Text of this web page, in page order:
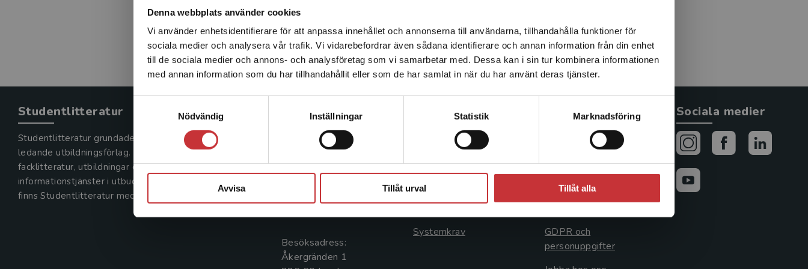
Denna webbplats använder cookies
Vi använder enhetsidentifierare för att anpassa innehållet och annonserna till användarna, tillhandahålla funktioner för
sociala medier och analysera vår trafik. Vi vidarebefordrar även sådana identifierare och annan information från din enhet
till de sociala medier och annons- och analysföretag som vi samarbetar med. Dessa kan i sin tur kombinera informationen
med annan information som du har tillhandahållit eller som de har samlat in när du har använt deras tjänster.
Nödvändig
Inställningar Statistik Marknadsföring
Avvisa Tillåt urval Tillåt alla
Det verkar som att du besöker studentlitteratur.se via en
enhet utanför Sverige. Vi erbjuder inte leveranser utanför
Sverige. För att kunna slutföra ett köp måste
leveransadressen vara i Sverige.Läs mer
Studentlitteratur
Studentlitteratur grundades 1963 och är idag Sveriges
ledande utbildningsförlag. Med läromedel, kurslitteratur,
facklitteratur, utbildningar och digitala
informationstjänster i utbudet,
finns Studentlitteratur med längs hela kunskapsresan.
Kontakta oss
Kontakta oss
046-31 20 00
Box 141
221 00 Lund
Besöksadress:
Åkergränden 1
Kundservice
Kontakta kundservice
046-31 21 00
Frågor och svar
Systemkrav
Allmänna länkar
Avtal och rättigheter
Cookies
GDPR och
personuppgifter
Sociala medier